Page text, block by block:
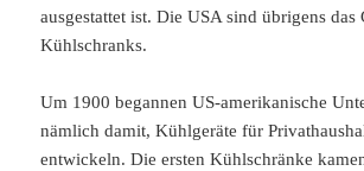
ausgestattet ist. Die USA sind übrigens das
Kühlschranks.
Um 1900 begannen US-amerikanische
nämlich damit, Kühlgeräte für
entwickeln. Die ersten Kühlschränke